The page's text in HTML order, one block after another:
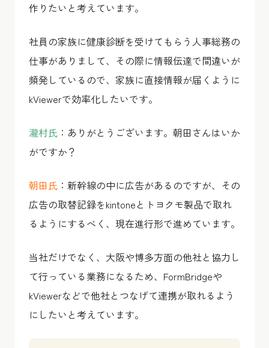
作りたいと考えています。
社員の家族に健康診断を受けてもらう人事総務の
仕事がありまして、その際に情報伝達で間違いが
頻発しているので、家族に直接情報が届くように
kViewerで効率化したいです。
瀧村氏 ：ありがとうございます。朝田さんはいか
がですか？
朝田氏 ：新幹線の中に広告があるのですが、その
広告の取替記録をkintoneとトヨクモ製品で取れ
るようにするべく、現在進行形で進めています。
当社だけでなく、大阪や博多方面の他社と協力し
て行っている業務になるため、FormBridgeや
kViewerなどで他社とつなげて連携が取れるよう
にしたいと考えています。